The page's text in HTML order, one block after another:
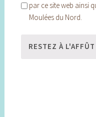
par ce site web ainsi
Moulées du Nord.